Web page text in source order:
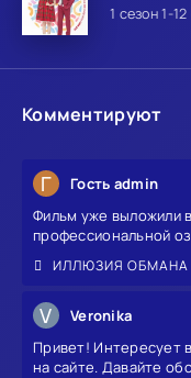
1 сезон 1-
Комментируют
Г Гость admin
Фильм уже выложили
профессиональной
ИЛЛЮЗИЯ ОБМАНА
V Veronika
Привет! Интересует
на сайте. Давайте